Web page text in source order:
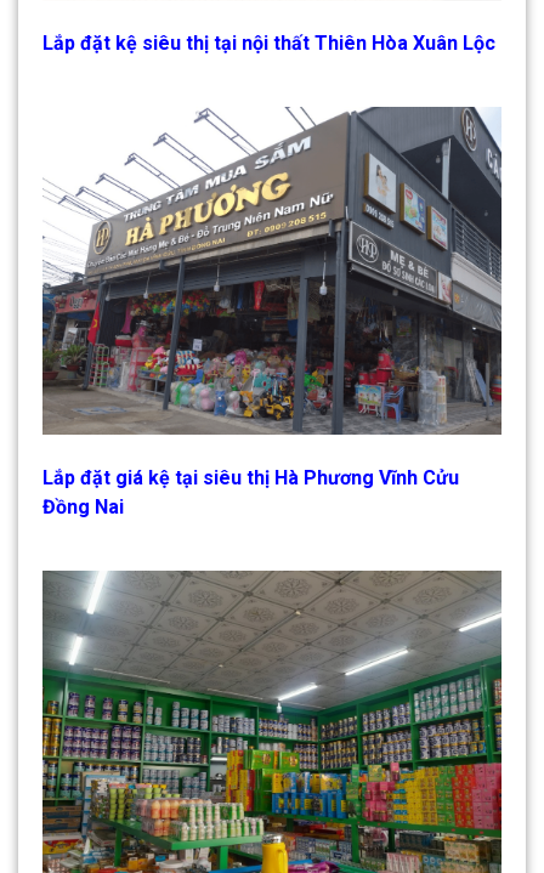
Lắp đặt kệ siêu thị tại nội thất Thiên Hòa Xuân Lộc
Lắp đặt giá kệ tại siêu thị Hà Phương Vĩnh Cửu
Đồng Nai